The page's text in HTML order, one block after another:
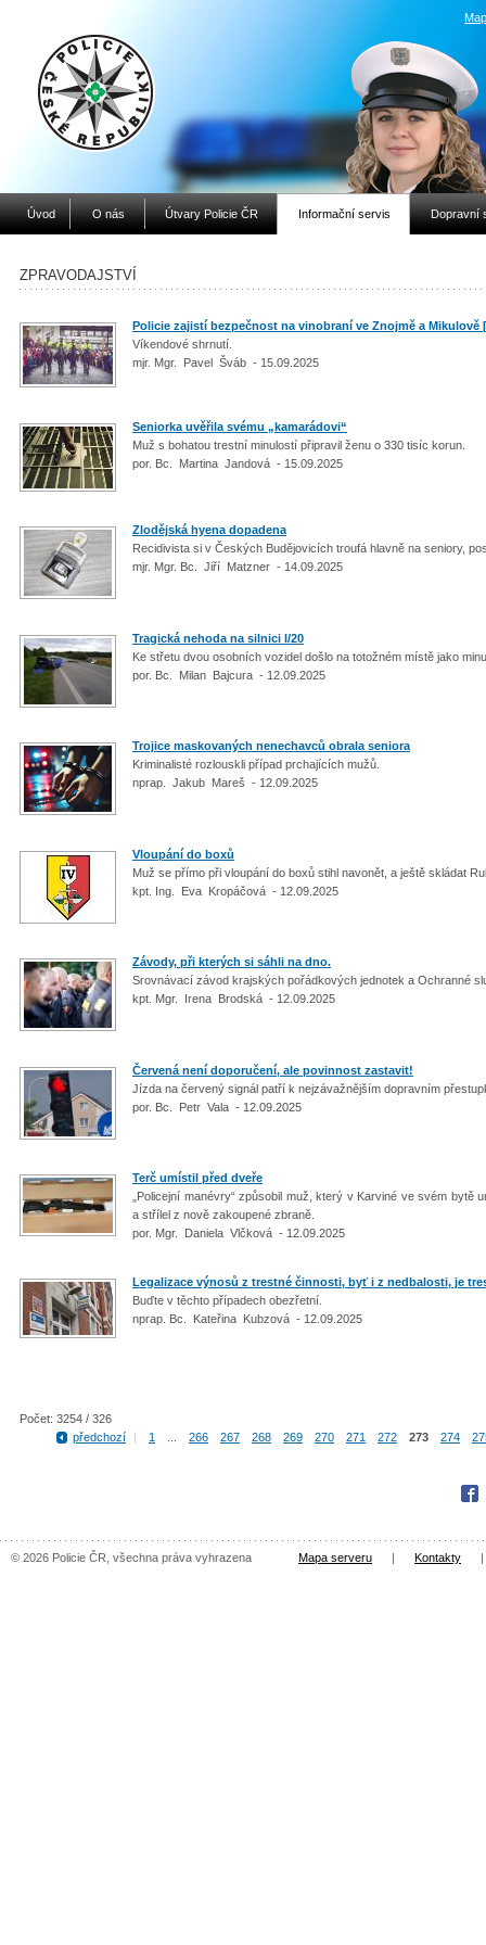
Úvod O nás Útvary Policie ČR Informační servis Dopravní
ZPRAVODAJSTVÍ
Policie zajistí bezpečnost na vinobraní ve Znojmě a Mikulově
Víkendové shrnutí.
mjr. Mgr. Pavel Šváb - 15.09.2025
Seniorka uvěřila svému „kamarádovi“
Muž s bohatou trestní minulostí připravil ženu o 330 tisíc korun.
por. Bc. Martina Jandová - 15.09.2025
Zlodějská hyena dopadena
Recidivista si v Českých Budějovicích troufá hlavně na seniory,
mjr. Mgr. Bc. Jiří Matzner - 14.09.2025
Tragická nehoda na silnici I/20
Ke střetu dvou osobních vozidel došlo na totožném místě jako
por. Bc. Milan Bajcura - 12.09.2025
Trojice maskovaných nenechavců obrala seniora
Kriminalisté rozlouskli případ prchajících mužů.
nprap. Jakub Mareš - 12.09.2025
Vloupání do boxů
Muž se přímo při vloupání do boxů stihl navonět, a ještě skládat
kpt. Ing. Eva Kropáčová - 12.09.2025
Závody, při kterých si sáhli na dno.
Srovnávací závod krajských pořádkových jednotek a Ochranné
kpt. Mgr. Irena Brodská - 12.09.2025
Červená není doporučení, ale povinnost zastavit!
Jízda na červený signál patří k nejzávažnějším dopravním
por. Bc. Petr Vala - 12.09.2025
Terč umístil před dveře
„Policejní manévry“ způsobil muž, který v Karviné ve svém
a střílel z nově zakoupené zbraně.
por. Mgr. Daniela Vlčková - 12.09.2025
Legalizace výnosů z trestné činnosti, byť i z nedbalosti, je
Buďte v těchto případech obezřetní.
nprap. Bc. Kateřina Kubzová - 12.09.2025
Počet: 3254 / 326
předchozí
| 1 266 267 268 269 270 271 272 273 274
© 2026 Policie ČR, všechna práva vyhrazena Mapa serveru | Kontakty |